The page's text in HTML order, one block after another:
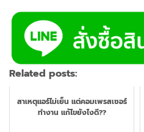
Related posts:
สาเหตุแอร์ไม่เย็น แต่คอมเพรสเซอร์
ทำงาน แก้ไขยังไงดี??